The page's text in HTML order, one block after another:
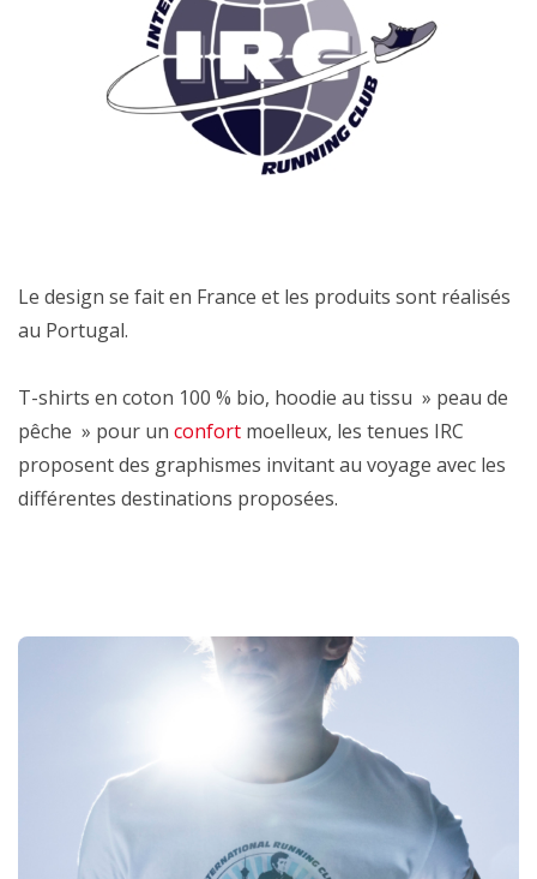
Le design se fait en France et les produits sont réalisés
au Portugal.
T-shirts en coton 100 % bio, hoodie au tissu » peau de
pêche » pour un confort moelleux, les tenues IRC
proposent des graphismes invitant au voyage avec les
différentes destinations proposées.